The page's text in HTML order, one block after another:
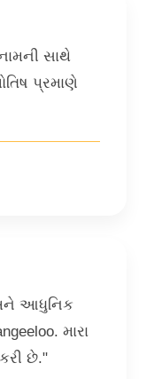
સાથે
પ્રમાણે
આધુનિક
મારા
છે."